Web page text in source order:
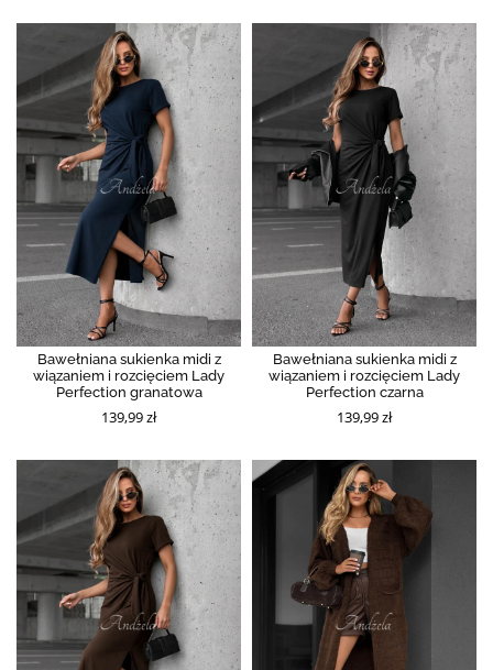
Bawełniana sukienka midi z
wiązaniem i rozcięciem Lady
Perfection granatowa
139,99 zł
Bawełniana sukienka midi z
wiązaniem i rozcięciem Lady
Perfection czarna
139,99 zł